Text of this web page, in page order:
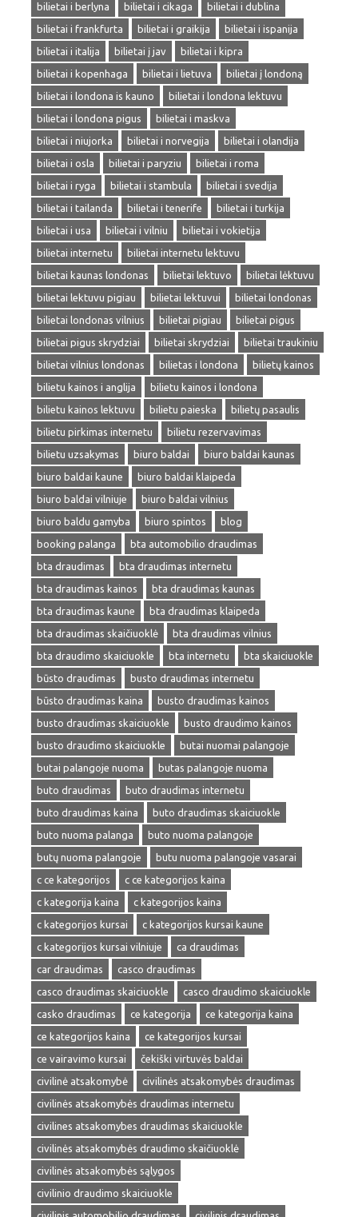
bilietai i berlyna
bilietai i cikaga
bilietai i dublina
bilietai i frankfurta
bilietai i graikija
bilietai i ispanija
bilietai i italija
bilietai į jav
bilietai i kipra
bilietai i kopenhaga
bilietai i lietuva
bilietai į londoną
bilietai i londona is kauno
bilietai i londona lektuvu
bilietai i londona pigus
bilietai i maskva
bilietai i niujorka
bilietai i norvegija
bilietai i olandija
bilietai i osla
bilietai i paryziu
bilietai i roma
bilietai i ryga
bilietai i stambula
bilietai i svedija
bilietai i tailanda
bilietai i tenerife
bilietai i turkija
bilietai i usa
bilietai i vilniu
bilietai i vokietija
bilietai internetu
bilietai internetu lektuvu
bilietai kaunas londonas
bilietai lektuvo
bilietai lėktuvu
bilietai lektuvu pigiau
bilietai lektuvui
bilietai londonas
bilietai londonas vilnius
bilietai pigiau
bilietai pigus
bilietai pigus skrydziai
bilietai skrydziai
bilietai traukiniu
bilietai vilnius londonas
bilietas i londona
bilietų kainos
bilietu kainos i anglija
bilietu kainos i londona
bilietu kainos lektuvu
bilietu paieska
bilietų pasaulis
bilietu pirkimas internetu
bilietu rezervavimas
bilietu uzsakymas
biuro baldai
biuro baldai kaunas
biuro baldai kaune
biuro baldai klaipeda
biuro baldai vilniuje
biuro baldai vilnius
biuro baldu gamyba
biuro spintos
blog
booking palanga
bta automobilio draudimas
bta draudimas
bta draudimas internetu
bta draudimas kainos
bta draudimas kaunas
bta draudimas kaune
bta draudimas klaipeda
bta draudimas skaičiuoklė
bta draudimas vilnius
bta draudimo skaiciuokle
bta internetu
bta skaiciuokle
būsto draudimas
busto draudimas internetu
būsto draudimas kaina
busto draudimas kainos
busto draudimas skaiciuokle
busto draudimo kainos
busto draudimo skaiciuokle
butai nuomai palangoje
butai palangoje nuoma
butas palangoje nuoma
buto draudimas
buto draudimas internetu
buto draudimas kaina
buto draudimas skaiciuokle
buto nuoma palanga
buto nuoma palangoje
butų nuoma palangoje
butu nuoma palangoje vasarai
c ce kategorijos
c ce kategorijos kaina
c kategorija kaina
c kategorijos kaina
c kategorijos kursai
c kategorijos kursai kaune
c kategorijos kursai vilniuje
ca draudimas
car draudimas
casco draudimas
casco draudimas skaiciuokle
casco draudimo skaiciuokle
casko draudimas
ce kategorija
ce kategorija kaina
ce kategorijos kaina
ce kategorijos kursai
ce vairavimo kursai
čekiški virtuvės baldai
civilinė atsakomybė
civilinės atsakomybės draudimas
civilinės atsakomybės draudimas internetu
civilines atsakomybes draudimas skaiciuokle
civilinės atsakomybės draudimo skaičiuoklė
civilinės atsakomybės sąlygos
civilinio draudimo skaiciuokle